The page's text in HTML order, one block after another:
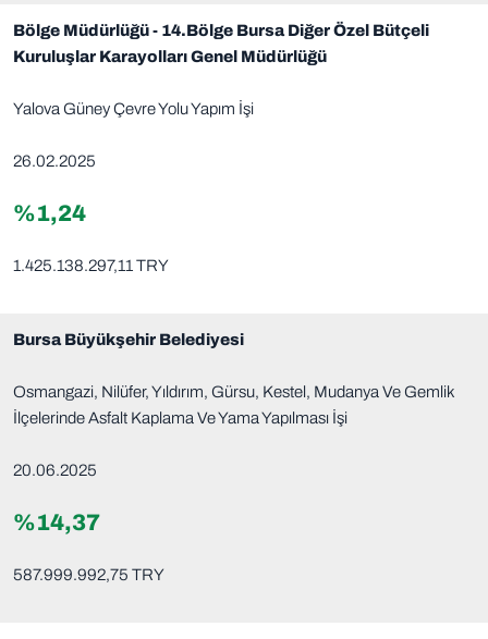
Bölge Müdürlüğü - 14.Bölge Bursa Diğer Özel Bütçeli
Kuruluşlar Karayolları Genel Müdürlüğü
Yalova Güney Çevre Yolu Yapım İşi
26.02.2025
%1,24
1.425.138.297,11 TRY
Bursa Büyükşehir Belediyesi
Osmangazi, Nilüfer, Yıldırım, Gürsu, Kestel, Mudanya Ve Gemlik
İlçelerinde Asfalt Kaplama Ve Yama Yapılması İşi
20.06.2025
%14,37
587.999.992,75 TRY